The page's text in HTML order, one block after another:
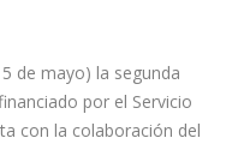
de mayo) la segunda